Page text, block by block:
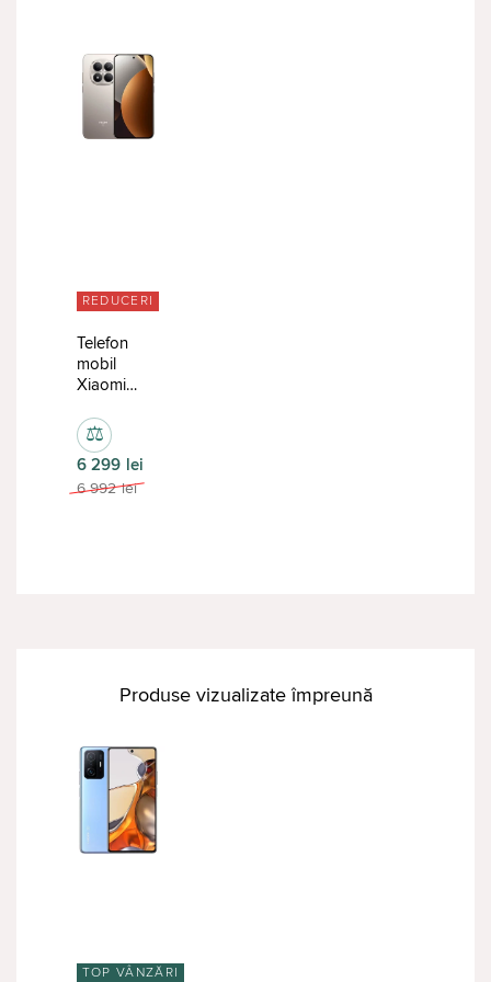
REDUCERI
Telefon
mobil
Xiaomi
Note 15
Pro
8/512GB
Titanium
6 992 lei
6 299 lei
⚖
Produse vizualizate împreună
TOP VÂNZĂRI